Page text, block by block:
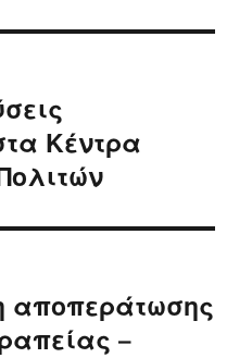
Κέντρα
αποπεράτωσης
–